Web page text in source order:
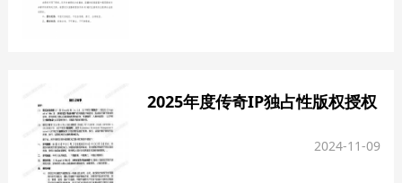
2025年度传奇IP独占性版权授权
2024-11-09